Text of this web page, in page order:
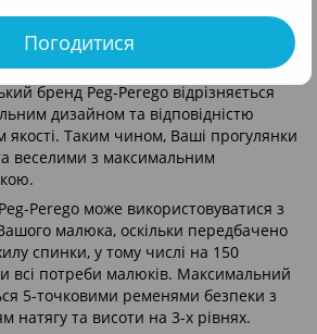
Погодитися
коляски Pop-Up – стильне та
прогулянок з крихтою на свіжому
бренд Peg-Perego відрізняється
дизайном та відповідністю
якості. Таким чином, Ваші прогулянки
веселими з максимальним
Perego може використовуватися з
малюка, оскільки передбачено
спинки, у тому числі на 150
всі потреби малюків. Максимальний
5-точковими ременями безпеки з
натягу та висоти на 3-х рівнях.